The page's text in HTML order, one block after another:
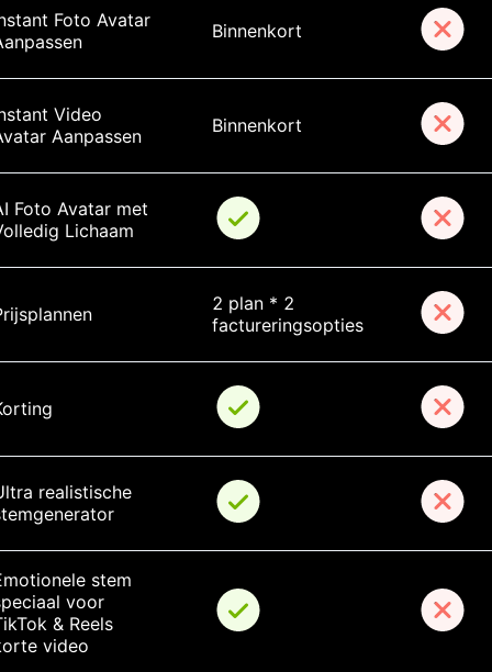
Foto Avatar
Binnenkort
Video
Aanpassen
Binnenkort
Foto Avatar met
Lichaam
2 plan * 2
factureringsopties
realistische
stem
voor
& Reels
video